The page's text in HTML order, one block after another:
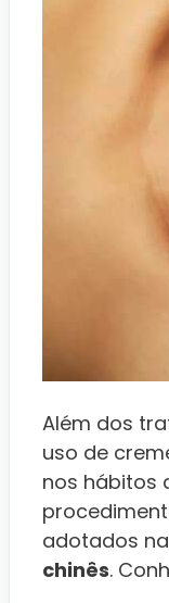
Além dos
uso de
nos hábitos
adotados
chinês.